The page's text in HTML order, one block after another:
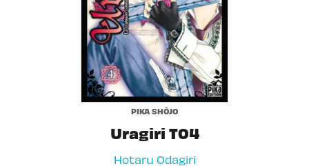
PIKA SHÔJO
Uragiri T04
Hotaru Odagiri